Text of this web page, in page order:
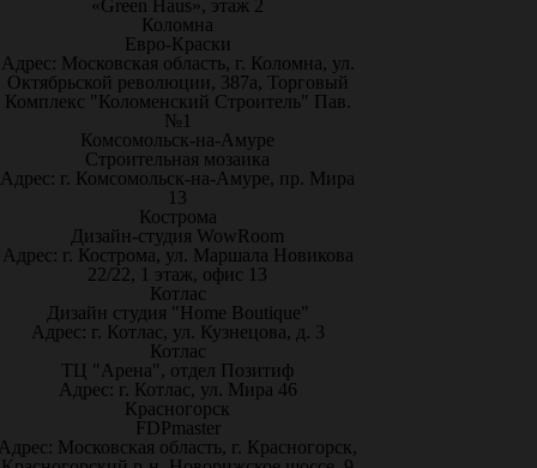
«Green Haus», этаж 2
Коломна
Евро-Краски
Адрес: Московская область, г. Коломна, ул.
Октябрьской революции, 387а, Торговый
Комплекс "Коломенский Строитель" Пав.
№1
Комсомольск-на-Амуре
Строительная мозаика
Адрес: г. Комсомольск-на-Амуре, пр. Мира
13
Кострома
Дизайн-студия WowRoom
Адрес: г. Кострома, ул. Маршала Новикова
22/22, 1 этаж, офис 13
Котлас
Дизайн студия "Home Boutique"
Адрес: г. Котлас, ул. Кузнецова, д. 3
Котлас
ТЦ "Арена", отдел Позитиф
Адрес: г. Котлас, ул. Мира 46
Красногорск
FDPmaster
Московская область, г. Красногорск,